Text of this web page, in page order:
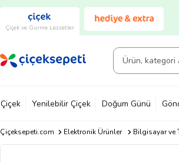
Çiçek ve Gurme Lezzetler
Çiçek Yenilebilir Çiçek Doğum Günü
Çiçeksepeti.com Elektronik Ürünler Bilgisayar ve